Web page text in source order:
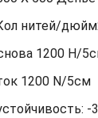
нитей/
1200 Н/
1200 N/5см
-